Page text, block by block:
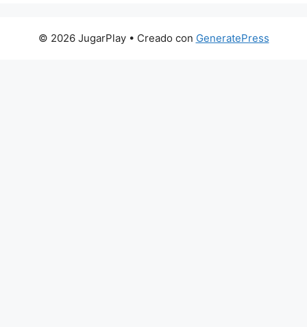
© 2026 JugarPlay• Creado con GeneratePress